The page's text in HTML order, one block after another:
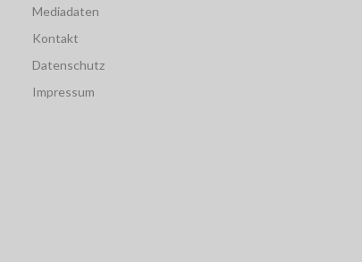
Mediadaten
Kontakt
Datenschutz
Impressum